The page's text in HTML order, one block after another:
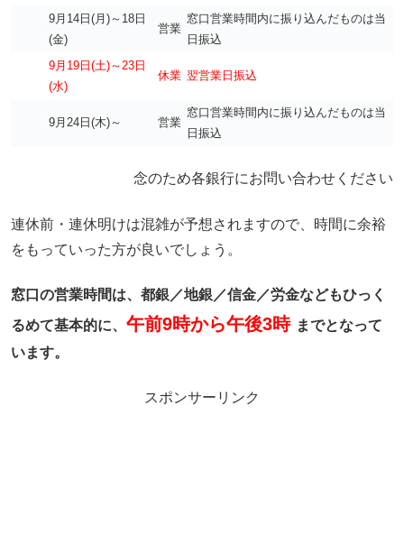
9月14日(月)～18日
(金)
営業
窓口営業時間内に振り込んだものは当
日振込
9月19日(土)～23日
(水)
休業 翌営業日振込
9月24日(木)～ 営業
窓口営業時間内に振り込んだものは当
日振込
念のため各銀行にお問い合わせください
連休前・連休明けは混雑が予想されますので、時間に余裕
をもっていった方が良いでしょう。
窓口の営業時間は、都銀／地銀／信金／労金などもひっく
るめて基本的に、 午前9時から午後3時 までとなって
います。
スポンサーリンク